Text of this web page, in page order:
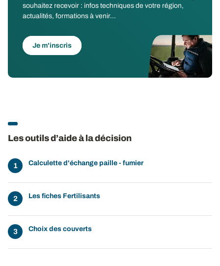
souhaitez recevoir : infos techniques de votre région,
actualités, formations à venir...
Je m'inscris
Les outils d’aide à la décision
Calculette d'échange paille - fumier
Les fiches Fertilisants
Choix des couverts